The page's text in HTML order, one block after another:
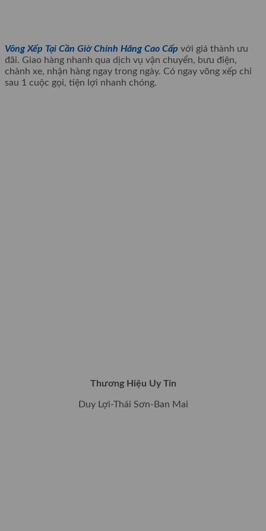
Võng Xếp Tại Cần Giờ Chính Hãng Cao Cấp với giá thành ưu
đãi. Giao hàng nhanh qua dịch vụ vận chuyển, bưu điện,
chành xe, nhận hàng ngay trong ngày. Có ngay võng xếp chỉ
sau 1 cuộc gọi, tiện lợi nhanh chóng.
Thương Hiệu Uy Tín
Duy Lợi-Thái Sơn-Ban Mai